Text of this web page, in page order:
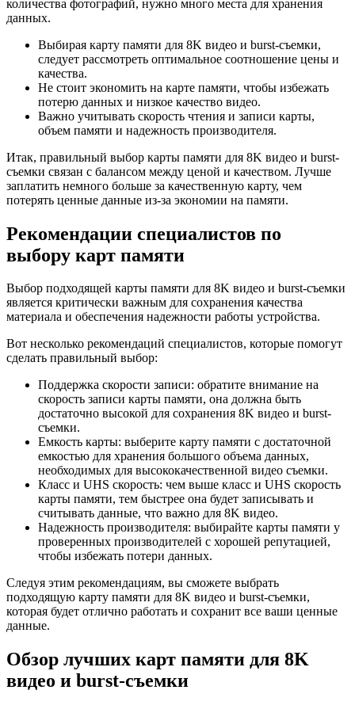
количества фотографий, нужно много места для хранения
данных.
Выбирая карту памяти для 8K видео и burst-съемки,
следует рассмотреть оптимальное соотношение цены и
качества.
Не стоит экономить на карте памяти, чтобы избежать
потерю данных и низкое качество видео.
Важно учитывать скорость чтения и записи карты,
объем памяти и надежность производителя.
Итак, правильный выбор карты памяти для 8K видео и burst-
съемки связан с балансом между ценой и качеством. Лучше
заплатить немного больше за качественную карту, чем
потерять ценные данные из-за экономии на памяти.
Рекомендации специалистов по
выбору карт памяти
Выбор подходящей карты памяти для 8K видео и burst-съемки
является критически важным для сохранения качества
материала и обеспечения надежности работы устройства.
Вот несколько рекомендаций специалистов, которые помогут
сделать правильный выбор:
Поддержка скорости записи: обратите внимание на
скорость записи карты памяти, она должна быть
достаточно высокой для сохранения 8K видео и burst-
съемки.
Емкость карты: выберите карту памяти с достаточной
емкостью для хранения большого объема данных,
необходимых для высококачественной видео съемки.
Класс и UHS скорость: чем выше класс и UHS скорость
карты памяти, тем быстрее она будет записывать и
считывать данные, что важно для 8K видео.
Надежность производителя: выбирайте карты памяти у
проверенных производителей с хорошей репутацией,
чтобы избежать потери данных.
Следуя этим рекомендациям, вы сможете выбрать
подходящую карту памяти для 8K видео и burst-съемки,
которая будет отлично работать и сохранит все ваши ценные
данные.
Обзор лучших карт памяти для 8K
видео и burst-съемки